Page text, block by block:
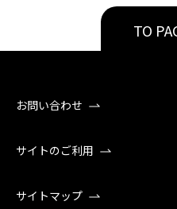
TO
お問い合わせ
サイトのご利用
サイトマップ